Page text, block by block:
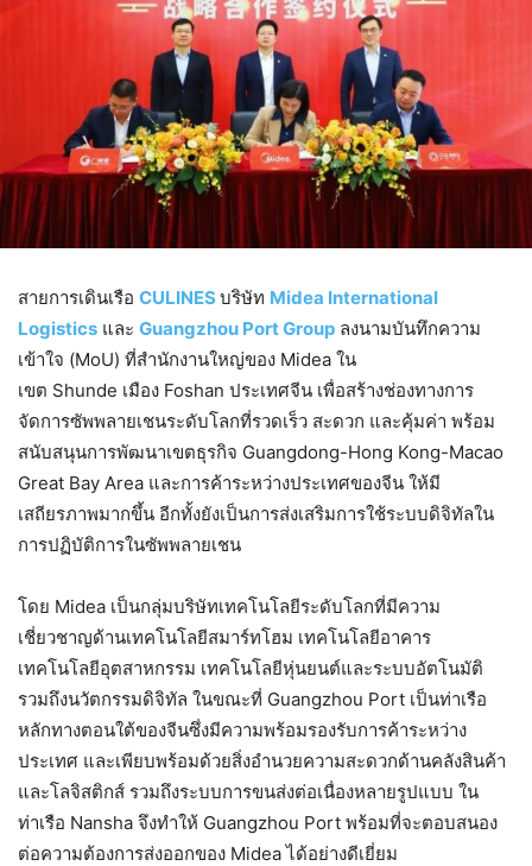
สายการเดินเรือ CULINES บริษัท Midea International
Logistics และ Guangzhou Port Group ลงนามบันทึกความ
เข้าใจ (MoU) ที่สำนักงานใหญ่ของ Midea ใน
เขต Shunde เมือง Foshan ประเทศจีน เพื่อสร้างช่องทางการ
จัดการซัพพลายเชนระดับโลกที่รวดเร็ว สะดวก และคุ้มค่า พร้อม
สนับสนุนการพัฒนาเขตธุรกิจ Guangdong-Hong Kong-Macao
Great Bay Area และการค้าระหว่างประเทศของจีน ให้มี
เสถียรภาพมากขึ้น อีกทั้งยังเป็นการส่งเสริมการใช้ระบบดิจิทัลใน
การปฏิบัติการในซัพพลายเชน
โดย Midea เป็นกลุ่มบริษัทเทคโนโลยีระดับโลกที่มีความ
เชี่ยวชาญด้านเทคโนโลยีสมาร์ทโฮม เทคโนโลยีอาคาร
เทคโนโลยีอุตสาหกรรม เทคโนโลยีหุ่นยนต์และระบบอัตโนมัติ
รวมถึงนวัตกรรมดิจิทัล ในขณะที่ Guangzhou Port เป็นท่าเรือ
หลักทางตอนใต้ของจีนซึ่งมีความพร้อมรองรับการค้าระหว่าง
ประเทศ และเพียบพร้อมด้วยสิ่งอำนวยความสะดวกด้านคลังสินค้า
และโลจิสติกส์ รวมถึงระบบการขนส่งต่อเนื่องหลายรูปแบบ ใน
ท่าเรือ Nansha จึงทำให้ Guangzhou Port พร้อมที่จะตอบสนอง
ต่อความต้องการส่งออกของ Midea ได้อย่างดีเยี่ยม